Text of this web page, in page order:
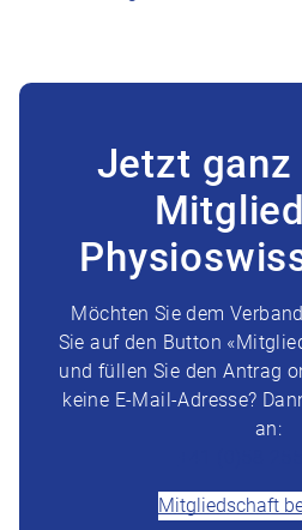
Jetzt
Möchten Sie dem
Sie auf den Button
und füllen Sie den Antrag
keine E-Mail-Adresse?
an:
Mitgliedschaft